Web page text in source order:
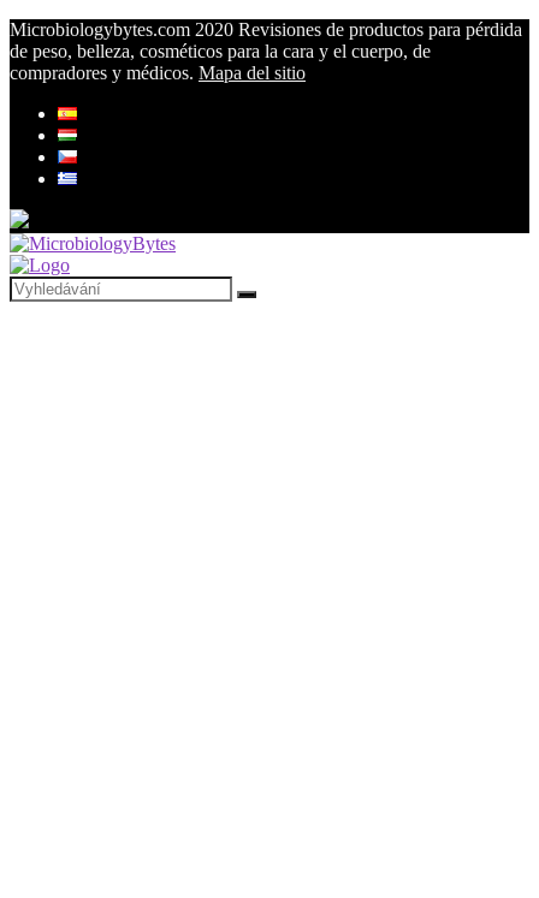
Microbiologybytes.com 2020 Revisiones de productos para pérdida
de peso, belleza, cosméticos para la cara y el cuerpo, de
compradores y médicos. Mapa del sitio